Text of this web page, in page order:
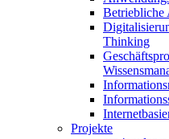
Betriebliche
Thinking
Projekte